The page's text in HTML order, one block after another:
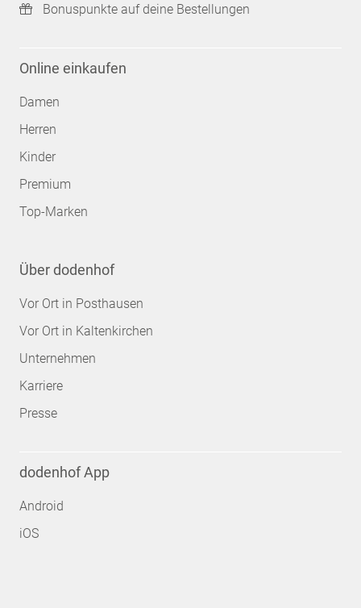
Bonuspunkte auf deine Bestellungen
Online einkaufen
Damen
Herren
Kinder
Premium
Top-Marken
Über dodenhof
Vor Ort in Posthausen
Vor Ort in Kaltenkirchen
Unternehmen
Karriere
Presse
dodenhof App
Android
iOS